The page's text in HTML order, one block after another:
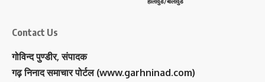
Contact Us
गोविन्द पुण्डीर, संपादक
गढ़ निनाद समाचार पोर्टल (www.garhninad.com)